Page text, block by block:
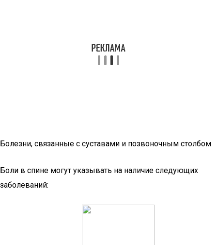
Болезни, связанные с суставами и позвоночным столбом
Боли в спине могут указывать на наличие следующих
заболеваний: